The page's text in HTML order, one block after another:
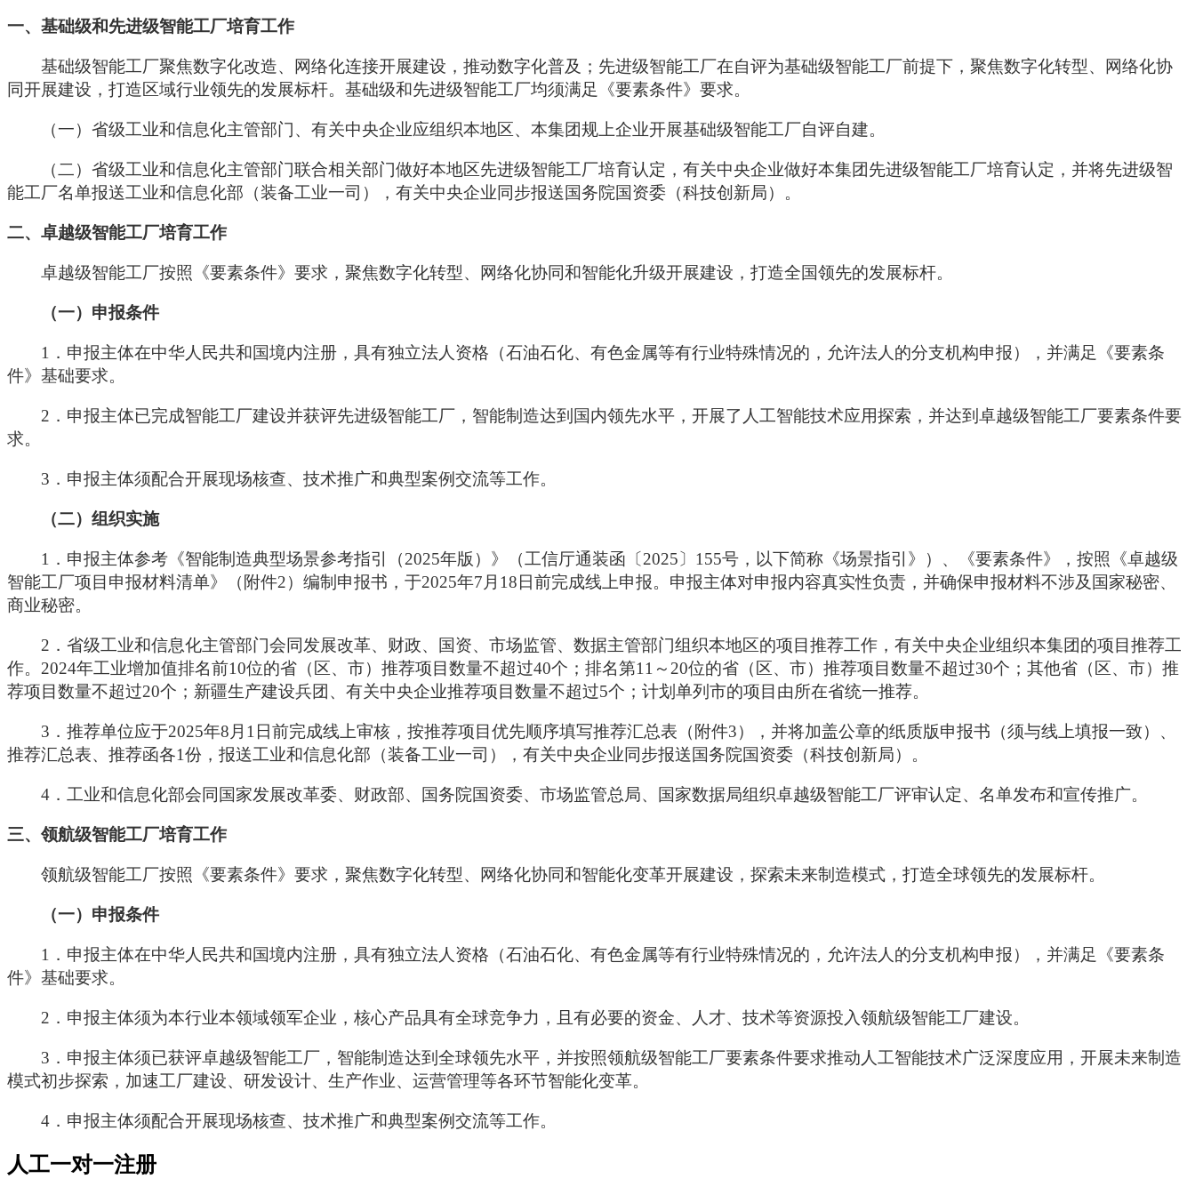
一、基础级和先进级智能工厂培育工作
基础级智能工厂聚焦数字化改造、网络化连接开展建设，推动数字化普及；先进级智能工厂在自评为基础级智能工厂前提下，聚焦数字化转型、网络化协
同开展建设，打造区域行业领先的发展标杆。基础级和先进级智能工厂均须满足《要素条件》要求。
（一）省级工业和信息化主管部门、有关中央企业应组织本地区、本集团规上企业开展基础级智能工厂自评自建。
（二）省级工业和信息化主管部门联合相关部门做好本地区先进级智能工厂培育认定，有关中央企业做好本集团先进级智能工厂培育认定，并将先进级智
能工厂名单报送工业和信息化部（装备工业一司），有关中央企业同步报送国务院国资委（科技创新局）。
二、卓越级智能工厂培育工作
卓越级智能工厂按照《要素条件》要求，聚焦数字化转型、网络化协同和智能化升级开展建设，打造全国领先的发展标杆。
（一）申报条件
1．申报主体在中华人民共和国境内注册，具有独立法人资格（石油石化、有色金属等有行业特殊情况的，允许法人的分支机构申报），并满足《要素条
件》基础要求。
2．申报主体已完成智能工厂建设并获评先进级智能工厂，智能制造达到国内领先水平，开展了人工智能技术应用探索，并达到卓越级智能工厂要素条件要
求。
3．申报主体须配合开展现场核查、技术推广和典型案例交流等工作。
（二）组织实施
1．申报主体参考《智能制造典型场景参考指引（2025年版）》（工信厅通装函〔2025〕155号，以下简称《场景指引》）、《要素条件》，按照《卓越级
智能工厂项目申报材料清单》（附件2）编制申报书，于2025年7月18日前完成线上申报。申报主体对申报内容真实性负责，并确保申报材料不涉及国家秘密、
商业秘密。
2．省级工业和信息化主管部门会同发展改革、财政、国资、市场监管、数据主管部门组织本地区的项目推荐工作，有关中央企业组织本集团的项目推荐工
作。2024年工业增加值排名前10位的省（区、市）推荐项目数量不超过40个；排名第11～20位的省（区、市）推荐项目数量不超过30个；其他省（区、市）推
荐项目数量不超过20个；新疆生产建设兵团、有关中央企业推荐项目数量不超过5个；计划单列市的项目由所在省统一推荐。
3．推荐单位应于2025年8月1日前完成线上审核，按推荐项目优先顺序填写推荐汇总表（附件3），并将加盖公章的纸质版申报书（须与线上填报一致）、
推荐汇总表、推荐函各1份，报送工业和信息化部（装备工业一司），有关中央企业同步报送国务院国资委（科技创新局）。
4．工业和信息化部会同国家发展改革委、财政部、国务院国资委、市场监管总局、国家数据局组织卓越级智能工厂评审认定、名单发布和宣传推广。
三、领航级智能工厂培育工作
领航级智能工厂按照《要素条件》要求，聚焦数字化转型、网络化协同和智能化变革开展建设，探索未来制造模式，打造全球领先的发展标杆。
（一）申报条件
1．申报主体在中华人民共和国境内注册，具有独立法人资格（石油石化、有色金属等有行业特殊情况的，允许法人的分支机构申报），并满足《要素条
件》基础要求。
2．申报主体须为本行业本领域领军企业，核心产品具有全球竞争力，且有必要的资金、人才、技术等资源投入领航级智能工厂建设。
3．申报主体须已获评卓越级智能工厂，智能制造达到全球领先水平，并按照领航级智能工厂要素条件要求推动人工智能技术广泛深度应用，开展未来制造
模式初步探索，加速工厂建设、研发设计、生产作业、运营管理等各环节智能化变革。
4．申报主体须配合开展现场核查、技术推广和典型案例交流等工作。
人工一对一注册